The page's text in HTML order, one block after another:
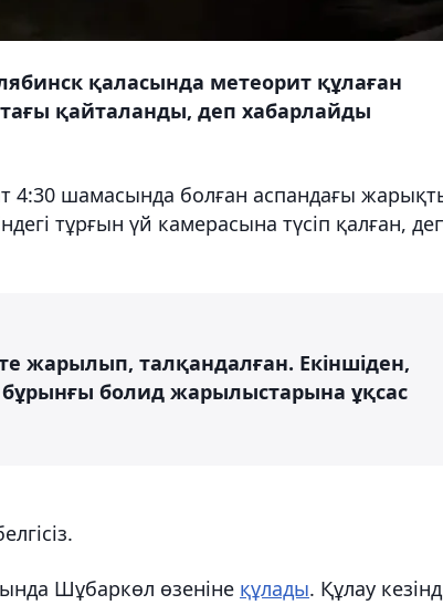
қаласында метеорит құлаған
қайталанды, деп хабарлайды
4:30 шамасында болған аспандағы
тұрғын үй камерасына түсіп қалған,
жарылып, талқандалған. Екіншіден,
болид жарылыстарына ұқсас
Шұбаркөл өзеніне құлады. Құлау